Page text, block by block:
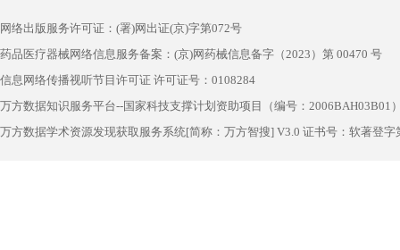
网络出版服务许可证：(署)网出证(京)字第072号
药品医疗器械网络信息服务备案：(京)网药械信息备字（2023）第 00470 号
信息网络传播视听节目许可证 许可证号：0108284
万方数据知识服务平台--国家科技支撑计划资助项目（编号：2006BAH03B01
万方数据学术资源发现获取服务系统[简称：万方智搜] V3.0 证书号：软著登字